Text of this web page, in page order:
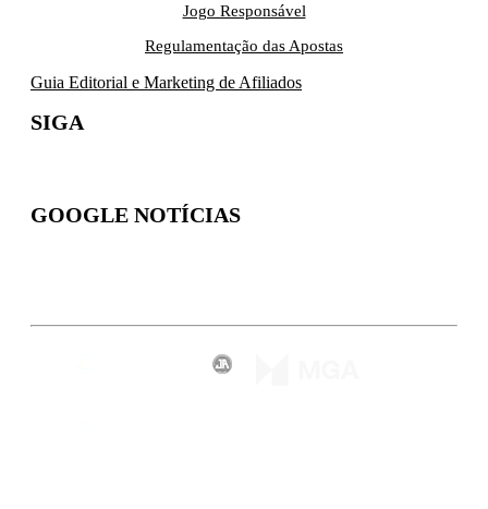
Jogo Responsável
Regulamentação das Apostas
Guia Editorial e Marketing de Afiliados
SIGA
GOOGLE NOTÍCIAS